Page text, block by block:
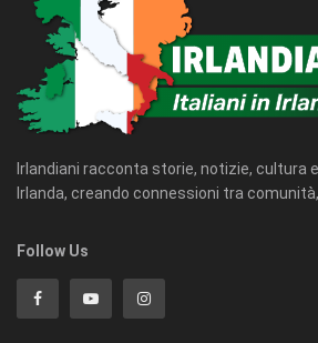
Irlandiani racconta storie, notizie, cultura
Irlanda, creando connessioni tra
Follow Us